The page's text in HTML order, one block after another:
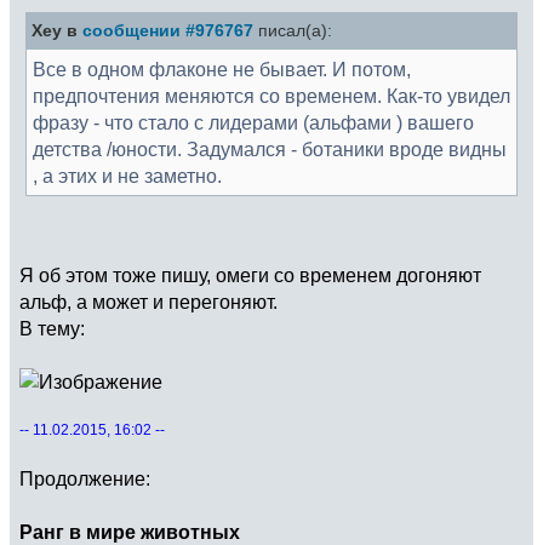
Xey в сообщении #976767 писал(а):
Все в одном флаконе не бывает. И потом,
предпочтения меняются со временем. Как-то увидел
фразу - что стало с лидерами (альфами ) вашего
детства /юности. Задумался - ботаники вроде видны
, а этих и не заметно.
Я об этом тоже пишу, омеги со временем догоняют
альф, а может и перегоняют.
В тему:
-- 11.02.2015, 16:02 --
Продолжение:
Ранг в мире животных